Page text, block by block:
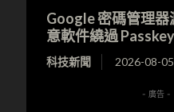
Google 密碼管理
意軟件繞過
科技新聞 2026-08-05
- 廣告 -